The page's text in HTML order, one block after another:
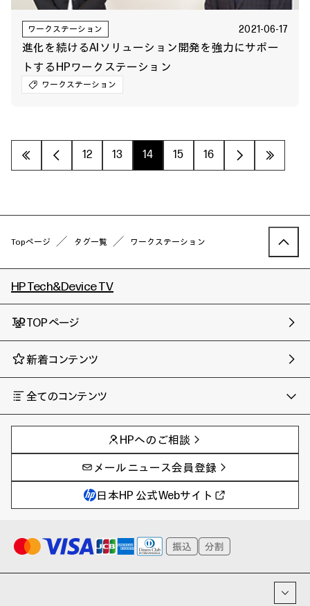
ワークステーション 2021-06-17
進化を続けるAIソリューション開発を強力にサポー
トするHPワークステーション
ワークステーション
« ‹ 12 13 14 15 16 › »
Topページ タグ一覧 ワークステーション
HP Tech&Device TV
TOPページ
新着コンテンツ
全てのコンテンツ
AIの進化と活用事例
製品トレンド & レビュー
サイバーセキュリティ
教育とテクノロジー
ハイブリッドワーク
プリンター
事例
イベントレポート
AI PC
AIワークステーション
Poly
WXP（DEXツール）
タグ一覧
HPへのご相談
メールニュース会員登録
日本HP 公式Webサイト